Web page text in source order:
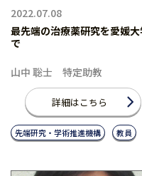
2022.07.08
最先端の治療薬研究を愛媛
で
山中 聡士 特定助教
詳細はこちら
先端研究・学術推進機構 教員